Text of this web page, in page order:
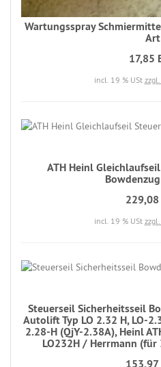
Wartungsspray
Art
17,85
incl. 19 % USt
ATH Heinl
229,08
incl. 19 % USt
Steuerseil Sicherheitsseil
Autolift Typ LO 2.32 H, LO-
2.28-H (QjY-2.38A), Heinl
LO232H / Herrmann
153,97